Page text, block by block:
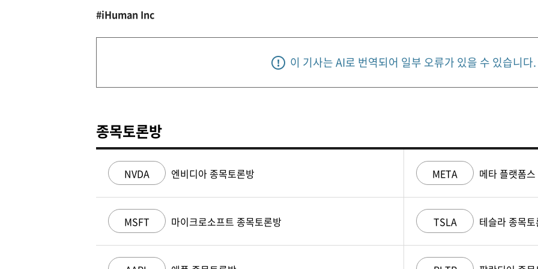
#iHuman Inc
이 기사는 AI로 번역되어 일부 오류가 있을 수 있습니다.
종목토론방
NVDA 엔비디아 종목토론방
MSFT 마이크로소프트 종목토론방
META 메타 플랫폼
TSLA 테슬라 종목